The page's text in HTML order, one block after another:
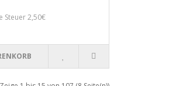
Steuer 2,50€